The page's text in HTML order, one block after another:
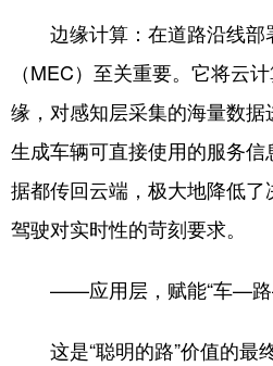
边缘计算：在道路沿线部
（MEC）至关重要。它将云
缘，对感知层采集的海量数据
生成车辆可直接使用的服务
据都传回云端，极大地降低
驾驶对实时性的苛刻要求。
——应用层，赋能“车—路
这是“聪明的路”价值的最